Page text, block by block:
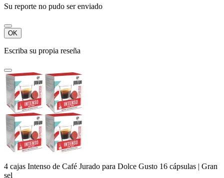
Su reporte no pudo ser enviado
OK
Escriba su propia reseña
4 cajas Intenso de Café Jurado para Dolce Gusto 16 cápsulas | Gran
sel